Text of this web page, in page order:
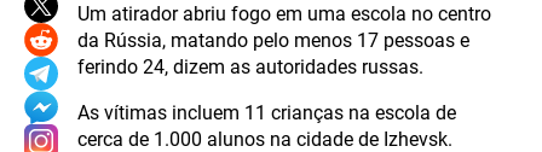
Um atirador abriu fogo em uma escola no centro
da Rússia, matando pelo menos 17 pessoas e
ferindo 24, dizem as autoridades russas.
As vítimas incluem 11 crianças na escola de
cerca de 1.000 alunos na cidade de Izhevsk.